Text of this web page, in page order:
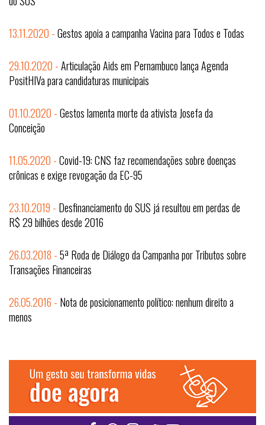
13.11.2020 -Gestos apoia a campanha Vacina para Todos e Todas
29.10.2020 -Articulação Aids em Pernambuco lança Agenda
PositHIVa para candidaturas municipais
01.10.2020 -Gestos lamenta morte da ativista Josefa da
Conceição
11.05.2020 -Covid-19: CNS faz recomendações sobre doenças
crônicas e exige revogação da EC-95
23.10.2019 - Desfinanciamento do SUS já resultou em perdas de
R$ 29 bilhões desde 2016
26.03.2018 -5ª Roda de Diálogo da Campanha por Tributos sobre
Transações Financeiras
26.05.2016 - Nota de posicionamento político: nenhum direito a
menos